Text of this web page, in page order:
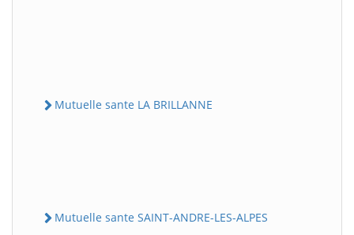
Mutuelle sante LA BRILLANNE
Mutuelle sante SAINT-ANDRE-LES-ALPES